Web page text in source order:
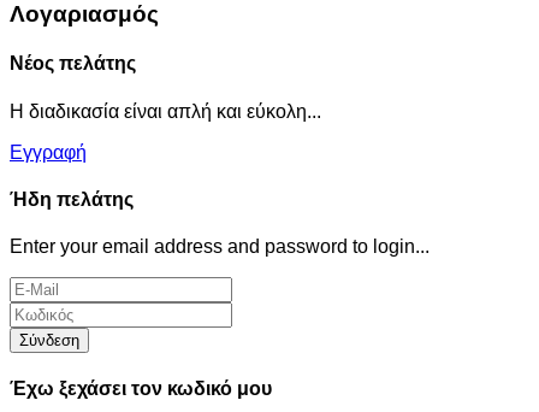
Λογαριασμός
Νέος πελάτης
Η διαδικασία είναι απλή και εύκολη...
Εγγραφή
Ήδη πελάτης
Enter your email address and password to login...
Σύνδεση
Έχω ξεχάσει τον κωδικό μου